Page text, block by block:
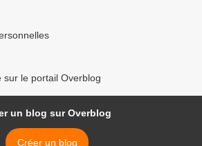
sur le portail Overblog
un blog sur Overblog
Créer un blog